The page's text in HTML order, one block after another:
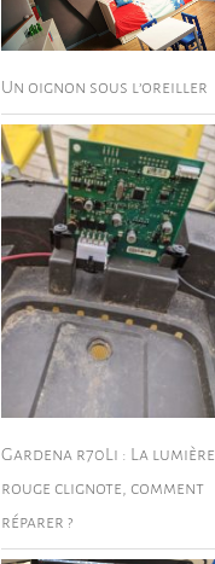
Un oignon sous l’oreiller
Gardena r70Li : La lumière
rouge clignote, comment
réparer ?